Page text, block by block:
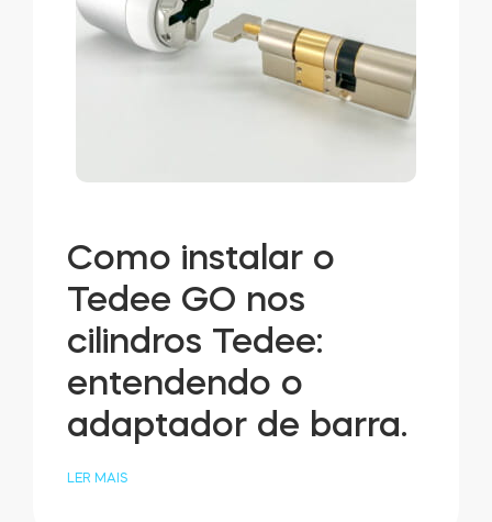
Como instalar o
Tedee GO nos
cilindros Tedee:
entendendo o
adaptador de barra.
LER MAIS